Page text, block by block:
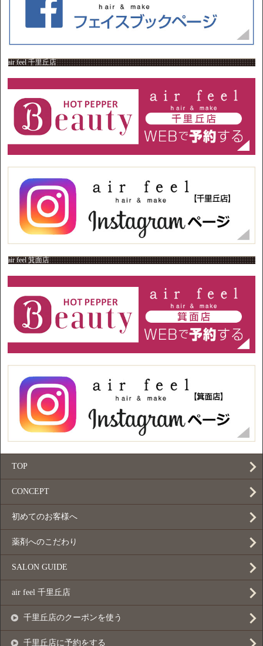
air feel 千里丘店
air feel 箕面店
TOP
CONCEPT
初めてのお客様へ
薬剤へのこだわり
SALON GUIDE
air feel 千里丘店
千里丘店のクーポンを使う
千里丘店に予約をする